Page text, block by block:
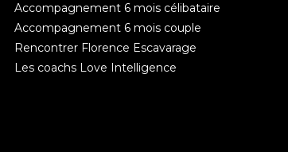
Accompagnement 6 mois célibataire
Accompagnement 6 mois couple
Rencontrer Florence Escavarage
Les coachs Love Intelligence